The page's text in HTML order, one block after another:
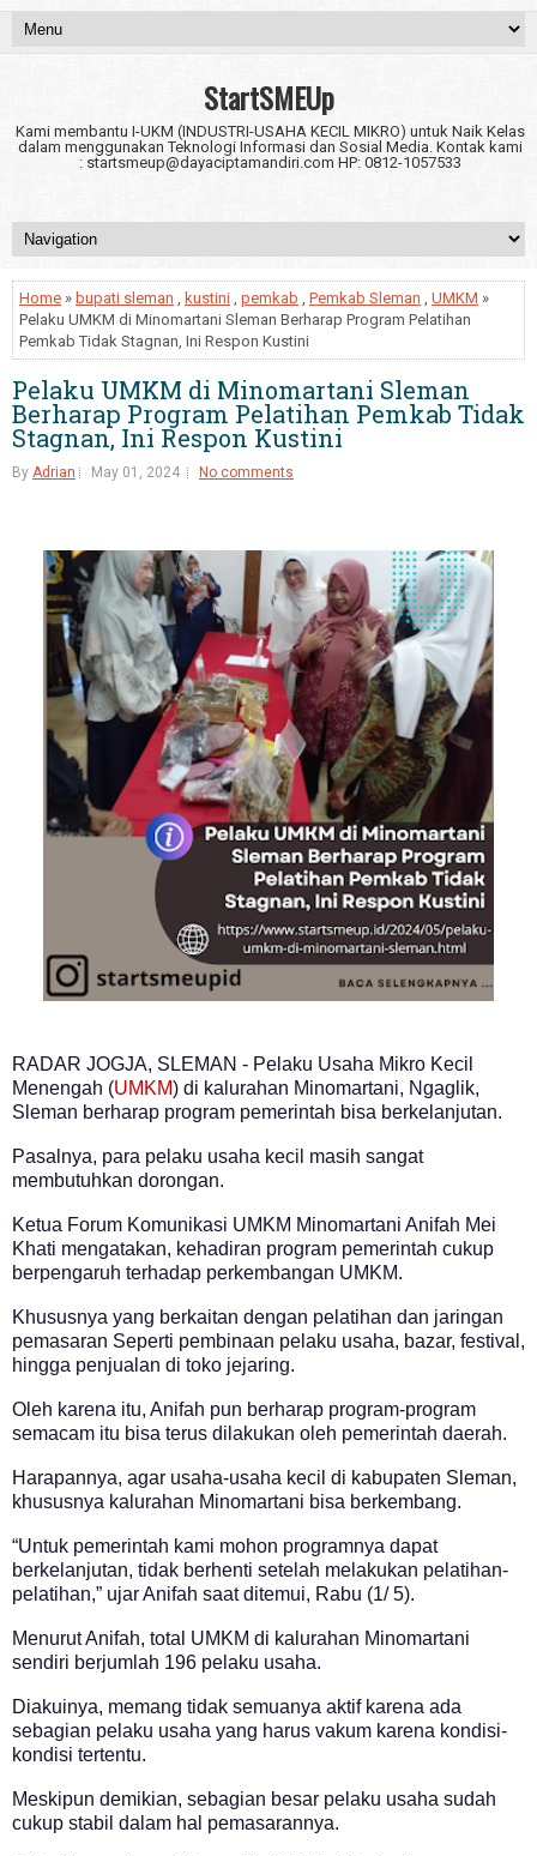
StartSMEUp
Kami membantu I-UKM (INDUSTRI-USAHA KECIL MIKRO) untuk Naik Kelas
dalam menggunakan Teknologi Informasi dan Sosial Media. Kontak kami
: startsmeup@dayaciptamandiri.com HP: 0812-1057533
Home » bupati sleman , kustini , pemkab , Pemkab Sleman , UMKM »
Pelaku UMKM di Minomartani Sleman Berharap Program Pelatihan
Pemkab Tidak Stagnan, Ini Respon Kustini
Pelaku UMKM di Minomartani Sleman
Berharap Program Pelatihan Pemkab Tidak
Stagnan, Ini Respon Kustini
By Adrian May 01, 2024 No comments
RADAR JOGJA, SLEMAN - Pelaku Usaha Mikro Kecil
Menengah (UMKM) di kalurahan Minomartani, Ngaglik,
Sleman berharap program pemerintah bisa berkelanjutan.
Pasalnya, para pelaku usaha kecil masih sangat
membutuhkan dorongan.
Ketua Forum Komunikasi UMKM Minomartani Anifah Mei
Khati mengatakan, kehadiran program pemerintah cukup
berpengaruh terhadap perkembangan UMKM.
Khususnya yang berkaitan dengan pelatihan dan jaringan
pemasaran Seperti pembinaan pelaku usaha, bazar, festival,
hingga penjualan di toko jejaring.
Oleh karena itu, Anifah pun berharap program-program
semacam itu bisa terus dilakukan oleh pemerintah daerah.
Harapannya, agar usaha-usaha kecil di kabupaten Sleman,
khususnya kalurahan Minomartani bisa berkembang.
“Untuk pemerintah kami mohon programnya dapat
berkelanjutan, tidak berhenti setelah melakukan pelatihan-
pelatihan,” ujar Anifah saat ditemui, Rabu (1/ 5).
Menurut Anifah, total UMKM di kalurahan Minomartani
sendiri berjumlah 196 pelaku usaha.
Diakuinya, memang tidak semuanya aktif karena ada
sebagian pelaku usaha yang harus vakum karena kondisi-
kondisi tertentu.
Meskipun demikian, sebagian besar pelaku usaha sudah
cukup stabil dalam hal pemasarannya.